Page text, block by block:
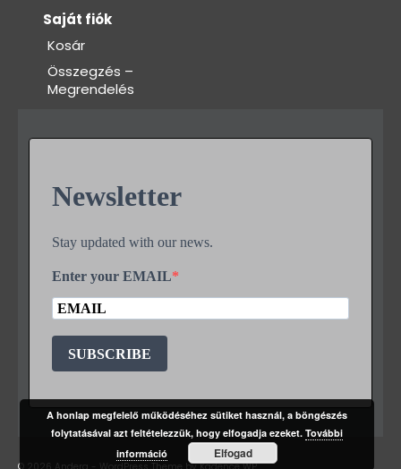
Saját fiók
Kosár
Összegzés –
Megrendelés
Newsletter
Stay updated with our news.
Enter your EMAIL
SUBSCRIBE
A honlap megfelelő működéséhez sütiket használ, a böngészés
folytatásával azt feltételezzük, hogy elfogadja ezeket.További
információ
Elfogad